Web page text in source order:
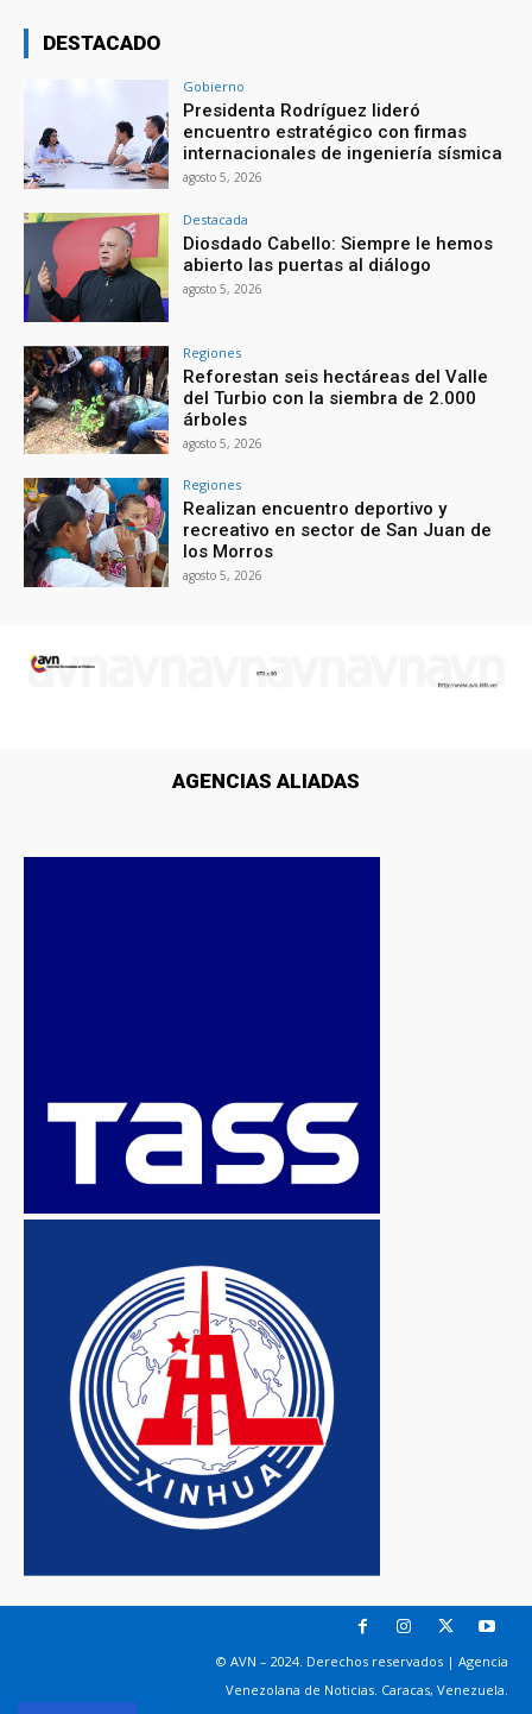
DESTACADO
Gobierno
Presidenta Rodríguez lideró
encuentro estratégico con firmas
internacionales de ingeniería sísmica
agosto 5, 2026
Destacada
Diosdado Cabello: Siempre le hemos
abierto las puertas al diálogo
agosto 5, 2026
Regiones
Reforestan seis hectáreas del Valle
del Turbio con la siembra de 2.000
árboles
agosto 5, 2026
Regiones
Realizan encuentro deportivo y
recreativo en sector de San Juan de
los Morros
agosto 5, 2026
AGENCIAS ALIADAS
© AVN – 2024. Derechos reservados | Agencia
Venezolana de Noticias. Caracas, Venezuela.